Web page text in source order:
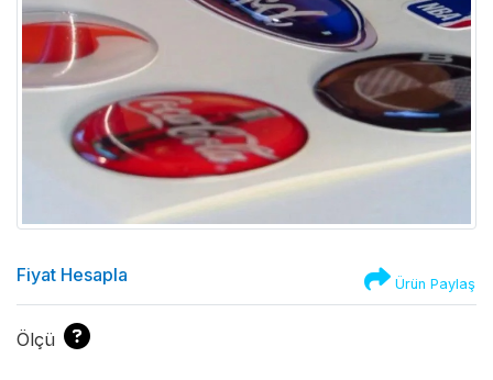
Fiyat Hesapla Ürün Paylaş
Ölçü